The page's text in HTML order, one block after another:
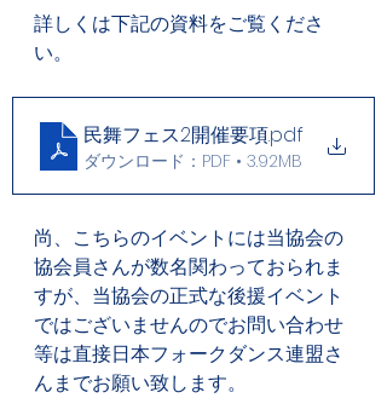
詳しくは下記の資料をご覧くださ
い。
民舞フェス2開催要項.pdf
ダウンロード：PDF • 3.92MB
尚、こちらのイベントには当協会の
協会員さんが数名関わっておられま
すが、当協会の正式な後援イベント
ではございませんのでお問い合わせ
等は直接日本フォークダンス連盟さ
んまでお願い致します。